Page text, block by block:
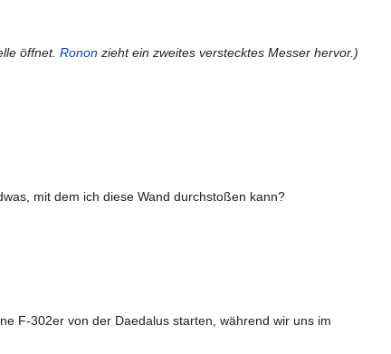
öffnet. Ronon zieht ein zweites verstecktes Messer hervor.)
mit dem ich diese Wand durchstoßen kann?
F-302er von der Daedalus starten, während wir uns im